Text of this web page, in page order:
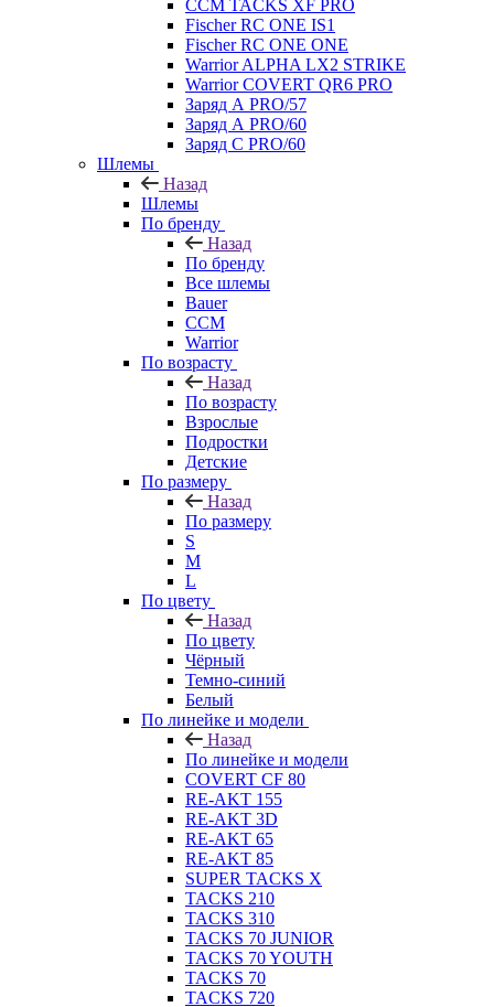
CCM TACKS XF PRO
Fischer RC ONE IS1
Fischer RC ONE ONE
Warrior ALPHA LX2 STRIKE
Warrior COVERT QR6 PRO
Заряд А PRO/57
Заряд А PRO/60
Заряд С PRO/60
Шлемы
Назад
Шлемы
По бренду
Назад
По бренду
Все шлемы
Bauer
CCM
Warrior
По возрасту
Назад
По возрасту
Взрослые
Подростки
Детские
По размеру
Назад
По размеру
S
M
L
По цвету
Назад
По цвету
Чёрный
Темно-синий
Белый
По линейке и модели
Назад
По линейке и модели
COVERT CF 80
RE-AKT 155
RE-AKT 3D
RE-AKT 65
RE-AKT 85
SUPER TACKS X
TACKS 210
TACKS 310
TACKS 70 JUNIOR
TACKS 70 YOUTH
TACKS 70
TACKS 720